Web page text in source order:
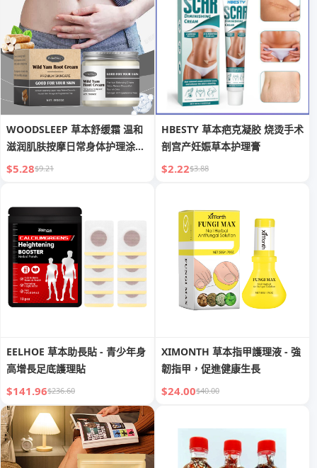
WOODSLEEP 草本舒缓霜 温和
滋润肌肤按摩日常身体护理涂抹
霜
$5.28$9.21
HBESTY 草本疤克凝胶 烧烫手术
剖宫产妊娠草本护理膏
$2.22$3.88
EELHOE 草本助長貼 - 青少年身
高增長足底護理貼
$141.96$236.60
XIMONTH 草本指甲護理液 - 強
韌指甲，促進健康生長
$24.00$40.00